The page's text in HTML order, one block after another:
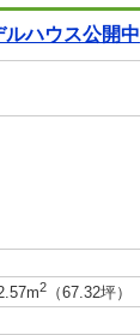
ハウス公開中
2
（67.32坪）